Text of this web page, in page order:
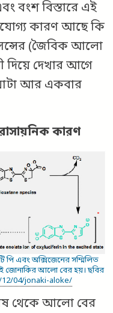
বংশ বিস্তারে এই
কারণ আছে কি
(জৈবিক আলো
দিয়ে দেখার আগে
আর একবার
কারণ
পি এবং অক্সিজেনের সম্মিলিত
জোনাকির আলো বের হয়। ছবির
04/jonaki-aloke/
থেকে আলো বের